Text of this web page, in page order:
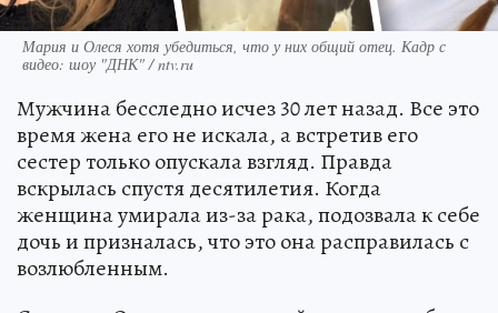
Мария и Олеся хотя убедиться, что у них общий отец. Кадр с
видео: шоу "ДНК" / ntv.ru
Мужчина бесследно исчез 30 лет назад. Все это
время жена его не искала, а встретив его
сестер только опускала взгляд. Правда
вскрылась спустя десятилетия. Когда
женщина умирала из-за рака, подозвала к себе
дочь и призналась, что это она расправилась с
возлюбленным.